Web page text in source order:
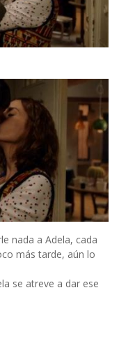
nada a Adela, cada
más tarde, aún lo
se atreve a dar ese